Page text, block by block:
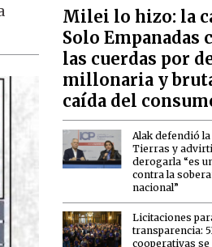
Milei lo hizo: la
Solo Empanadas
las cuerdas por
millonaria y
caída del
Alak defendió la
Tierras y
derogarla “es
contra la
nacional”
Licitaciones
transparencia:
cooperativas